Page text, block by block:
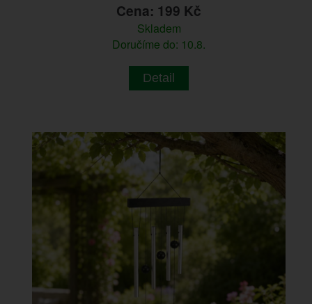
Cena: 199 Kč
Skladem
Doručíme do: 10.8.
Detail